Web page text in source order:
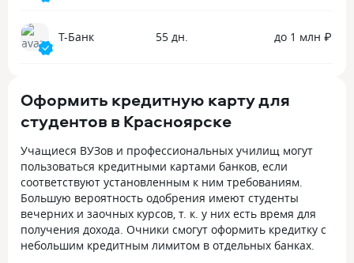
Т-Банк 55 дн. до 1 млн ₽
Оформить кредитную карту для
студентов в Красноярске
Учащиеся ВУЗов и профессиональных училищ могут
пользоваться кредитными картами банков, если
соответствуют установленным к ним требованиям.
Большую вероятность одобрения имеют студенты
вечерних и заочных курсов, т. к. у них есть время для
получения дохода. Очники смогут оформить кредитку с
небольшим кредитным лимитом в отдельных банках.